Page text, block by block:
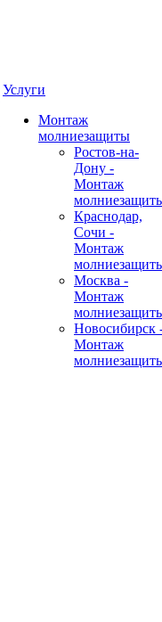
Услуги
Монтаж
молниезащиты
Ростов-на-
Дону -
Монтаж
Краснодар,
Сочи -
Монтаж
Москва -
Монтаж
Новосибирск
Монтаж